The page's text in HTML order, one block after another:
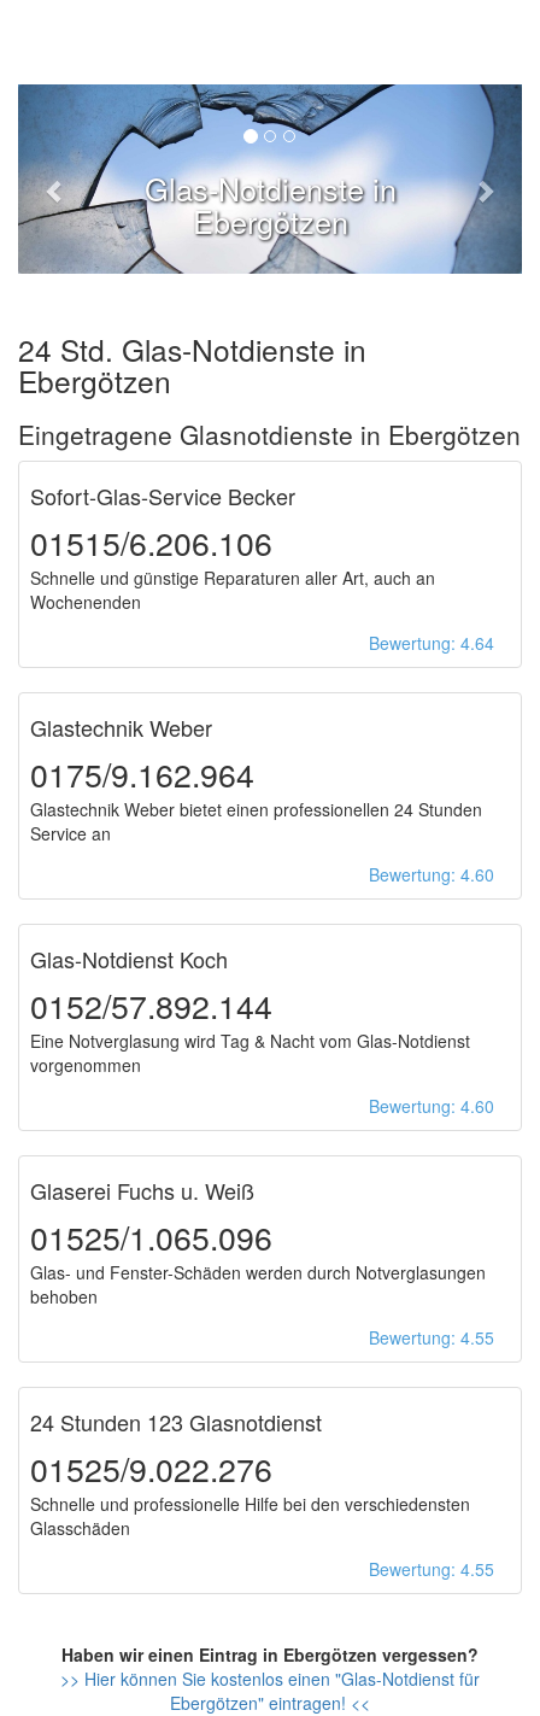
Glas-Notdienste in
Ebergötzen
24 Std. Glas-Notdienste in
Ebergötzen
Eingetragene Glasnotdienste in Ebergötzen
Sofort-Glas-Service Becker
01515/6.206.106
Schnelle und günstige Reparaturen aller Art, auch an
Wochenenden
Bewertung: 4.64
Glastechnik Weber
0175/9.162.964
Glastechnik Weber bietet einen professionellen 24 Stunden
Service an
Bewertung: 4.60
Glas-Notdienst Koch
0152/57.892.144
Eine Notverglasung wird Tag & Nacht vom Glas-Notdienst
vorgenommen
Bewertung: 4.60
Glaserei Fuchs u. Weiß
01525/1.065.096
Glas- und Fenster-Schäden werden durch Notverglasungen
behoben
Bewertung: 4.55
24 Stunden 123 Glasnotdienst
01525/9.022.276
Schnelle und professionelle Hilfe bei den verschiedensten
Glasschäden
Bewertung: 4.55
Haben wir einen Eintrag in Ebergötzen vergessen?
>> Hier können Sie kostenlos einen "Glas-Notdienst für
Ebergötzen" eintragen! <<